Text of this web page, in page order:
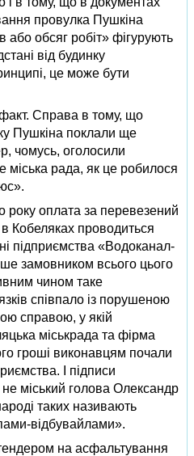
провулка Пушкіна
або обсяг робіт» фігурують
від будинку
це може бути
Справа в тому, що
Пушкіна поклали ще
чомусь, оголосили
міська рада, як це робилося
року оплата за перевезений
Кобеляках проводиться
підприємства «Водоканал-
замовником всього цього
чином таке
співпало із порушеною
справою, у якій
міськрада та фірма
гроші виконавцям почали
І підписи
міський голова Олександр
таких називають
відбувайлами».
на асфальтування